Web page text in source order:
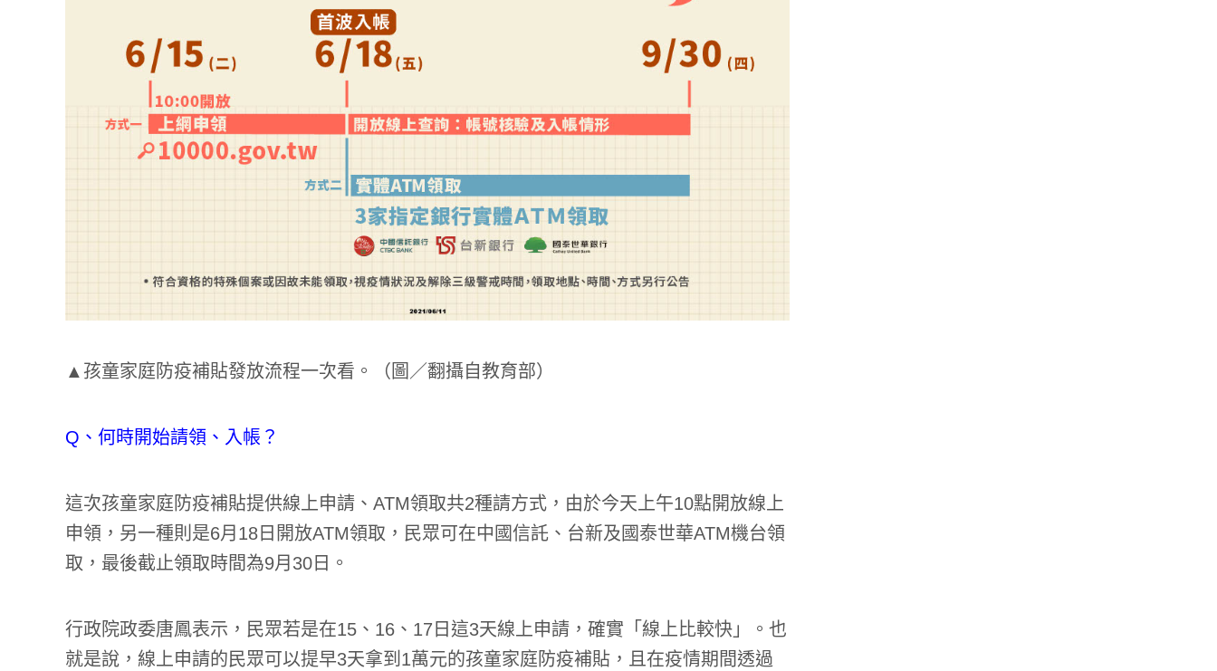
▲孩童家庭防疫補貼發放流程一次看。（圖／翻攝自教育部）
Q、何時開始請領、入帳？
這次孩童家庭防疫補貼提供線上申請、ATM領取共2種請方式，由於今天上午10點開放線上
申領，另一種則是6月18日開放ATM領取，民眾可在中國信託、台新及國泰世華ATM機台領
取，最後截止領取時間為9月30日。
行政院政委唐鳳表示，民眾若是在15、16、17日這3天線上申請，確實「線上比較快」。也
就是說，線上申請的民眾可以提早3天拿到1萬元的孩童家庭防疫補貼，且在疫情期間透過